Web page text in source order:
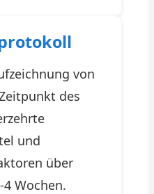
von
des
und
über
Wochen.